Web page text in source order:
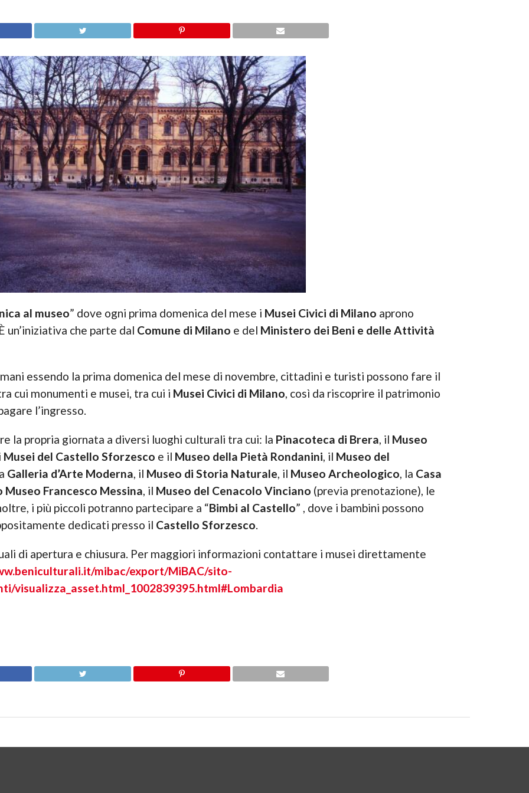
al museo” dove ogni prima domenica del mese i Musei Civici di Milano aprono
che parte dal Comune di Milano e del Ministero dei Beni e delle Attività
essendo la prima domenica del mese di novembre, cittadini e turisti possono fare il
cui monumenti e musei, tra cui i Musei Civici di Milano, così da riscoprire il patrimonio
l’ingresso.
la propria giornata a diversi luoghi culturali tra cui: la Pinacoteca di Brera, il Museo
Musei del Castello Sforzesco e il Museo della Pietà Rondanini, il Museo del
Galleria d’Arte Moderna, il Museo di Storia Naturale, il Museo Archeologico, la Casa
Museo Francesco Messina, il Museo del Cenacolo Vinciano (previa prenotazione), le
i più piccoli potranno partecipare a “Bimbi al Castello” , dove i bambini possono
dedicati presso il Castello Sforzesco.
di apertura e chiusura. Per maggiori informazioni contattare i musei direttamente
mibac/export/MiBAC/sito-
visualizza_asset.html_1002839395.html#Lombardia